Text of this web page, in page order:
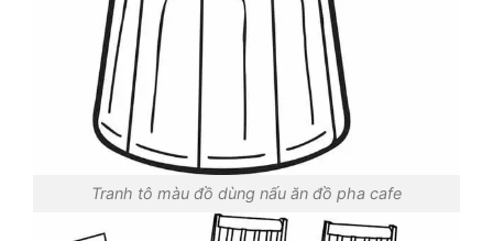
Tranh tô màu đồ dùng nấu ăn đồ pha cafe